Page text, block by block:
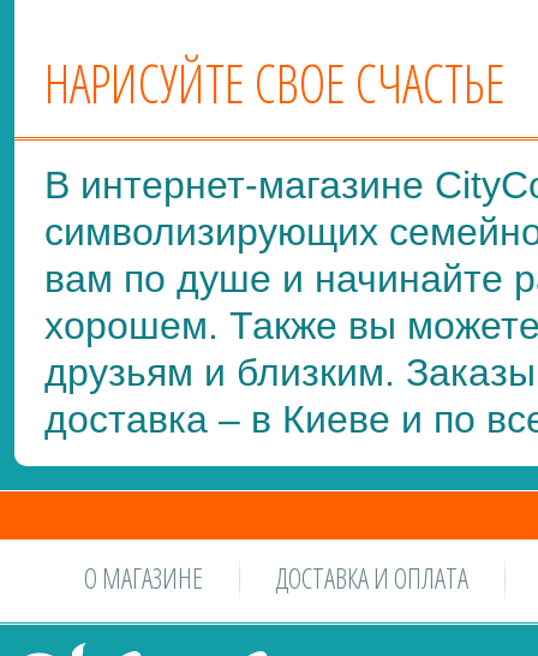
НАРИСУЙТЕ СВОЕ СЧАСТЬЕ
В интернет-магазине
символизирующих
вам по душе и начинайте
хорошем. Также вы
друзьям и близким.
доставка – в Киеве и по
О МАГАЗИНЕ ДОСТАВКА И ОПЛАТА